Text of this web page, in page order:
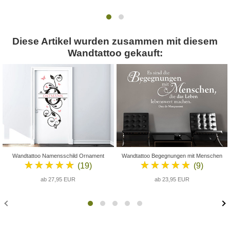
Diese Artikel wurden zusammen mit diesem
Wandtattoo gekauft:
Wandtattoo Namensschild Ornament
★★★★★ (19)
ab 27,95 EUR
Wandtattoo Begegnungen mit Menschen
★★★★★ (9)
ab 23,95 EUR